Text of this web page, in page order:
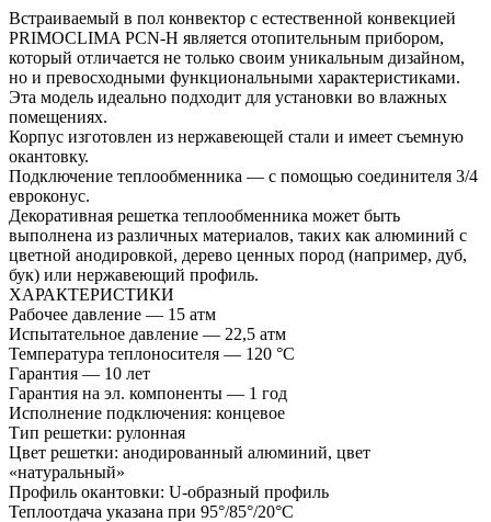
Встраиваемый в пол конвектор с естественной конвекцией
PRIMOCLIMA PCN-H является отопительным прибором,
который отличается не только своим уникальным дизайном,
но и превосходными функциональными характеристиками.
Эта модель идеально подходит для установки во влажных
помещениях.
Корпус изготовлен из нержавеющей стали и имеет съемную
окантовку.
Подключение теплообменника — с помощью соединителя 3/4
евроконус.
Декоративная решетка теплообменника может быть
выполнена из различных материалов, таких как алюминий с
цветной анодировкой, дерево ценных пород (например, дуб,
бук) или нержавеющий профиль.
ХАРАКТЕРИСТИКИ
Рабочее давление — 15 атм
Испытательное давление — 22,5 атм
Температура теплоносителя — 120 °С
Гарантия — 10 лет
Гарантия на эл. компоненты — 1 год
Исполнение подключения: концевое
Тип решетки: рулонная
Цвет решетки: анодированный алюминий, цвет
«натуральный»
Профиль окантовки: U-образный профиль
Теплоотдача указана при 95°/85°/20°С